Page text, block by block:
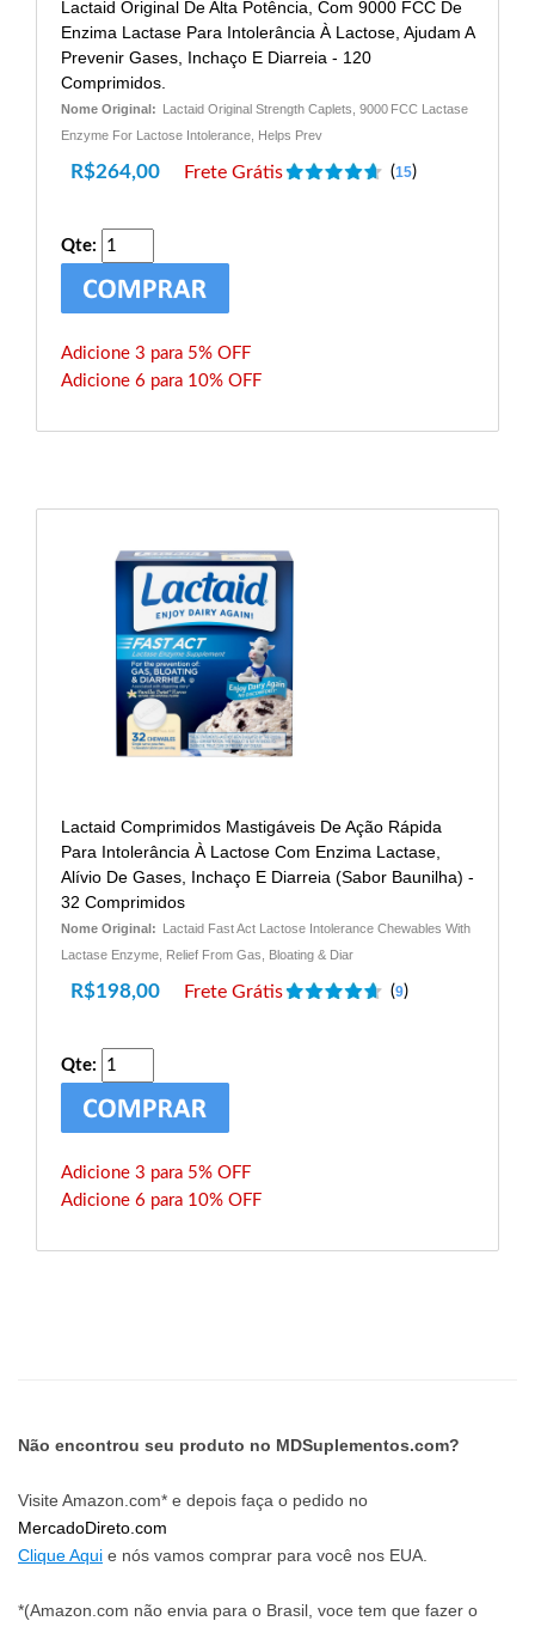
Lactaid Original De Alta Potência, Com 9000 FCC De
Enzima Lactase Para Intolerância À Lactose, Ajudam A
Prevenir Gases, Inchaço E Diarreia - 120
Comprimidos.
Nome Original: Lactaid Original Strength Caplets, 9000 FCC Lactase
Enzyme For Lactose Intolerance, Helps Prev
R$264,00 Frete Grátis (15)
Qte:
Adicione 3 para 5% OFF
Adicione 6 para 10% OFF
Lactaid Comprimidos Mastigáveis ​​de Ação Rápida
Para Intolerância À Lactose Com Enzima Lactase,
Alívio De Gases, Inchaço E Diarreia (sabor Baunilha) -
32 Comprimidos
Nome Original: Lactaid Fast Act Lactose Intolerance Chewables With
Lactase Enzyme, Relief From Gas, Bloating & Diar
R$198,00 Frete Grátis (9)
Qte:
Adicione 3 para 5% OFF
Adicione 6 para 10% OFF
Não encontrou seu produto no MDSuplementos.com?
Visite Amazon.com* e depois faça o pedido no
MercadoDireto.com
Clique Aqui e nós vamos comprar para você nos EUA.
*(Amazon.com não envia para o Brasil, voce tem que fazer o